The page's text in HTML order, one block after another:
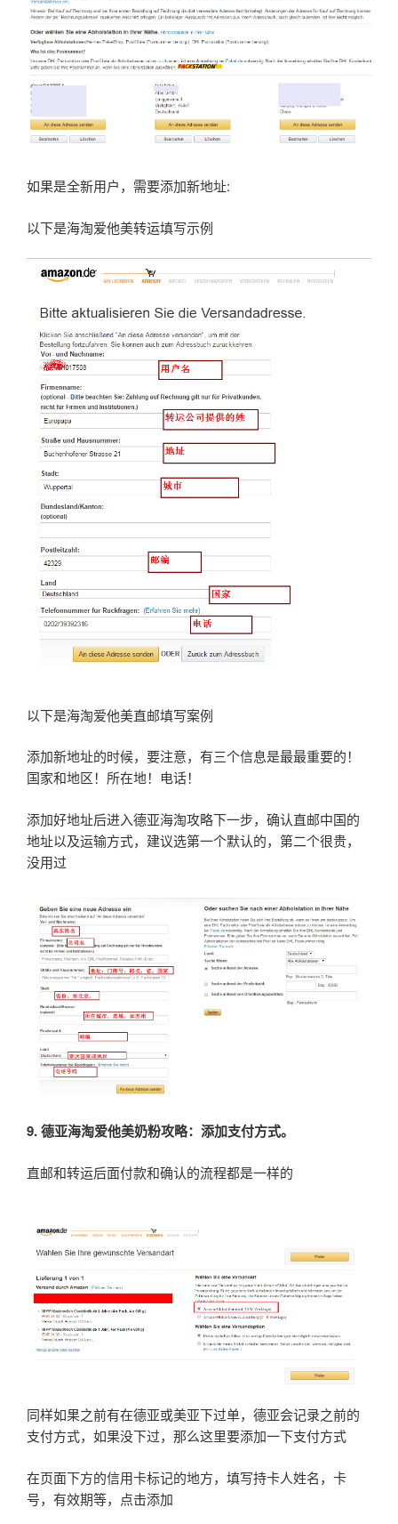
如果是全新用户，需要添加新地址:
以下是海淘爱他美转运填写示例
以下是海淘爱他美直邮填写案例
添加新地址的时候，要注意，有三个信息是最最重要的！
国家和地区！所在地！电话！
添加好地址后进入德亚海淘攻略下一步，确认直邮中国的
地址以及运输方式，建议选第一个默认的，第二个很贵，
没用过
9.德亚海淘爱他美奶粉攻略：添加支付方式。
直邮和转运后面付款和确认的流程都是一样的
同样如果之前有在德亚或美亚下过单，德亚会记录之前的
支付方式，如果没下过，那么这里要添加一下支付方式
在页面下方的信用卡标记的地方，填写持卡人姓名，卡
号，有效期等，点击添加